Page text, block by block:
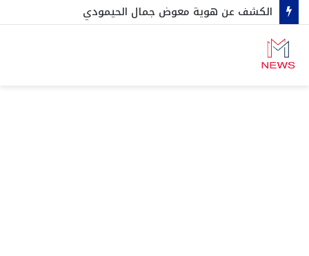
الكشف عن هوية معوض جمال الحيمودي